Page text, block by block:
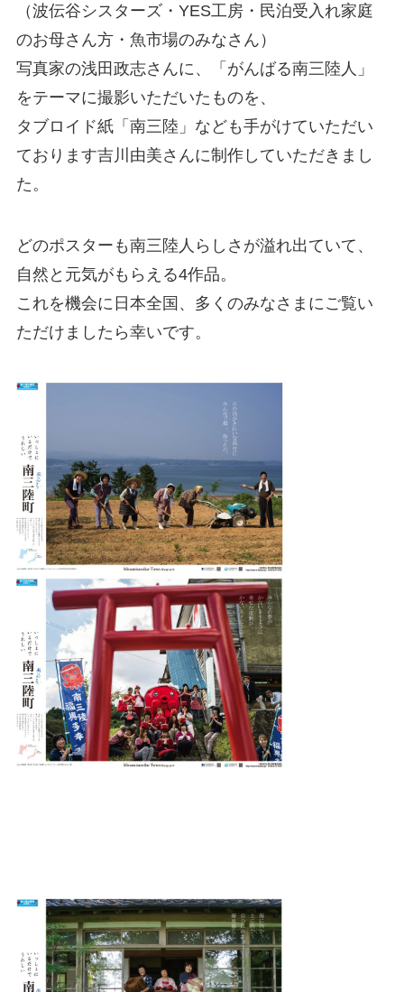
（波伝谷シスターズ・YES工房・民泊受入れ家庭
のお母さん方・魚市場のみなさん）
写真家の浅田政志さんに、「がんばる南三陸人」
をテーマに撮影いただいたものを、
タブロイド紙「南三陸」なども手がけていただい
ております吉川由美さんに制作していただきまし
た。
どのポスターも南三陸人らしさが溢れ出ていて、
自然と元気がもらえる4作品。
これを機会に日本全国、多くのみなさまにご覧い
ただけましたら幸いです。